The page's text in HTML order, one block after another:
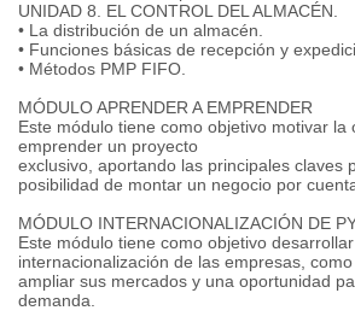
UNIDAD 8. EL CONTROL DEL ALMACÉN.
• La distribución de un almacén.
• Funciones básicas de recepción y
• Métodos PMP FIFO.
MÓDULO APRENDER A EMPRENDER
Este módulo tiene como objetivo motivar la
emprender un proyecto
exclusivo, aportando las principales claves
posibilidad de montar un negocio por
MÓDULO INTERNACIONALIZACIÓN DE
Este módulo tiene como objetivo
internacionalización de las empresas,
ampliar sus mercados y una oportunidad
demanda.